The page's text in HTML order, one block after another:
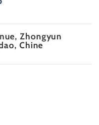
Zhongyun
Chine